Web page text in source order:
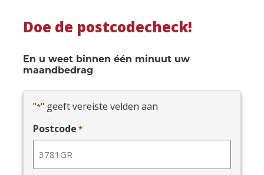
Doe de postcodecheck!
En u weet binnen één minuut uw
maandbedrag
"*" geeft vereiste velden aan
Postcode *